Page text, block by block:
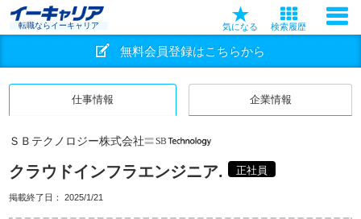
転職ならイーキャリア 気になる 検索履歴
無料会員登録はこちらから
仕事情報 企業情報
ＳＢテクノロジー株式会社
クラウドインフラエンジニア. 正社員
掲載終了日： 2025/1/21